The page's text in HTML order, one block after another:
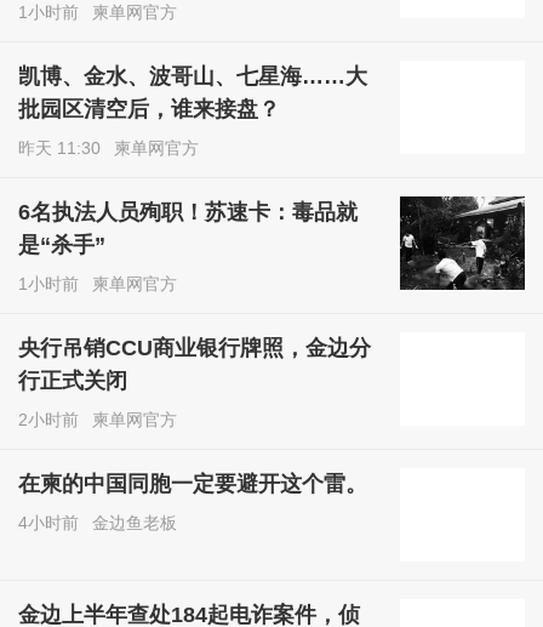
1小时前 柬单网官方
凯博、金水、波哥山、七星海……大
批园区清空后，谁来接盘？
昨天 11:30 柬单网官方
6名执法人员殉职！苏速卡：毒品就
是“杀手”
1小时前 柬单网官方
央行吊销CCU商业银行牌照，金边分
行正式关闭
2小时前 柬单网官方
在柬的中国同胞一定要避开这个雷。
4小时前 金边鱼老板
金边上半年查处184起电诈案件，侦